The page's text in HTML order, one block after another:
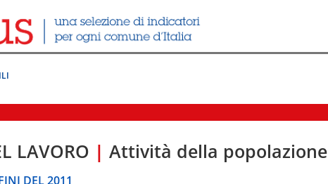
LAVORO | Attività della popolazione
DEL 2011